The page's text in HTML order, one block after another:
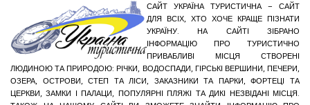
САЙТ УКРАЇНА ТУРИСТИЧНА – САЙТ
ДЛЯ ВСІХ, ХТО ХОЧЕ КРАЩЕ ПІЗНАТИ
УКРАЇНУ. НА САЙТІ ЗІБРАНО
ІНФОРМАЦІЮ ПРО ТУРИСТИЧНО
ПРИВАБЛИВІ МІСЦЯ СТВОРЕНІ
ЛЮДИНОЮ ТА ПРИРОДОЮ: РІЧКИ, ВОДОСПАДИ, ГІРСЬКІ ВЕРШИНИ, ПЕЧЕРИ,
ОЗЕРА, ОСТРОВИ, СТЕП ТА ЛІСИ, ЗАКАЗНИКИ ТА ПАРКИ, ФОРТЕЦІ ТА
ЦЕРКВИ, ЗАМКИ І ПАЛАЦИ, ПОПУЛЯРНІ ПЛЯЖІ ТА ДИКІ НЕЗВІДАНІ МІСЦЯ.